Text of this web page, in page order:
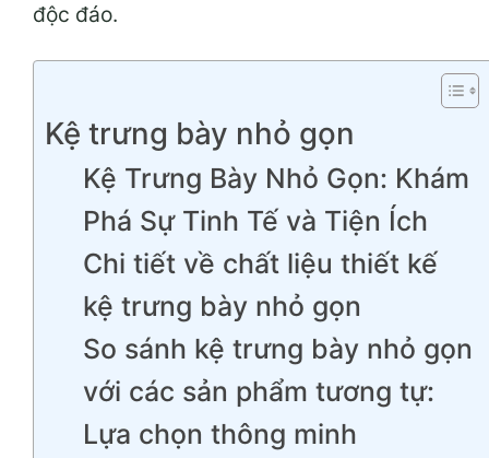
độc đáo.
Kệ trưng bày nhỏ gọn
Kệ Trưng Bày Nhỏ Gọn: Khám
Phá Sự Tinh Tế và Tiện Ích
Chi tiết về chất liệu thiết kế
kệ trưng bày nhỏ gọn
So sánh kệ trưng bày nhỏ gọn
với các sản phẩm tương tự:
Lựa chọn thông minh